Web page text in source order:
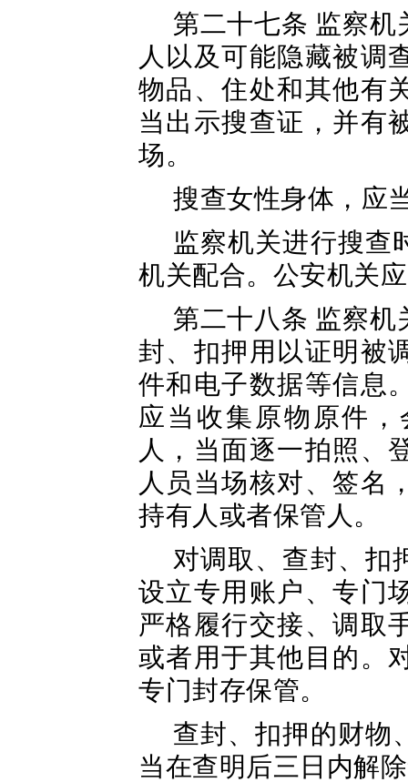
第二十七条 监察
人以及可能隐藏被调
物品、住处和其他有
当出示搜查证，并有
场。
搜查女性身体，应
监察机关进行搜查
机关配合。公安机关
第二十八条 监察
封、扣押用以证明被
件和电子数据等信息
应当收集原物原件
人，当面逐一拍照、
人员当场核对、签名
持有人或者保管人。
对调取、查封、扣
设立专用账户、专门
严格履行交接、调取
或者用于其他目的。
专门封存保管。
查封、扣押的财物
当在查明后三日内解